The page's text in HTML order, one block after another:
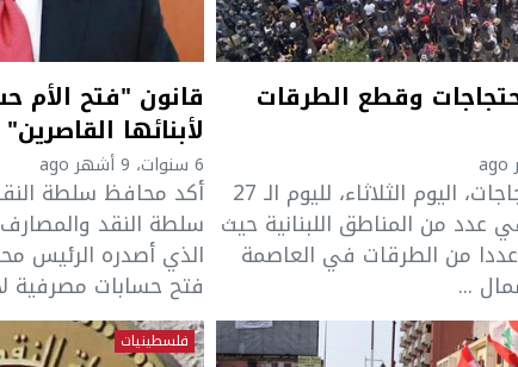
وقطع الطرقات
استمرت الاحتجاجات، اليوم الثلاثاء، لليوم الـ 27
عدد من المناطق اللبنانية حيث
من الطرقات في العاصمة
...
قانون "فتح الأم
لأبنائها
6 سنوات، 9 أشهر ago
أكد محافظ سلطة
سلطة النقد والمصارف
الذي أصدره الرئيس
فتح حسابات مصرفية
فلسطينيات